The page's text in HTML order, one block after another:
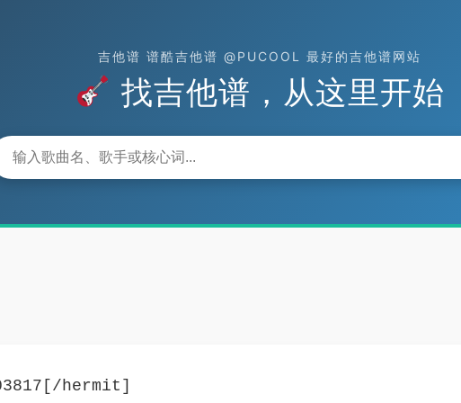
吉他谱 谱酷吉他谱 @PUCOOL 最好的吉他谱网站
找吉他谱，从这里开始
hermit]